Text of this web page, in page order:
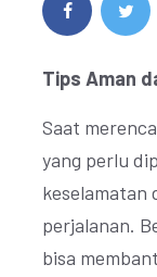
Tips Aman
Saat
yang perlu
keselamatan
perjalanan.
bisa